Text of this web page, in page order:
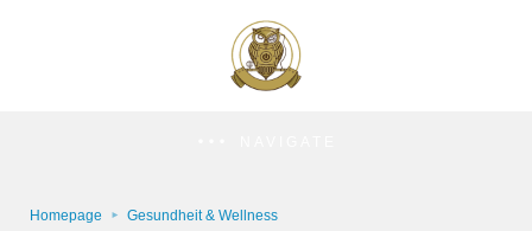
Homepage Gesundheit & Wellness